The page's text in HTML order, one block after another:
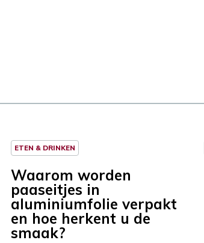
ETEN & DRINKEN
Waarom worden
paaseitjes in
aluminiumfolie verpakt
en hoe herkent u de
smaak?